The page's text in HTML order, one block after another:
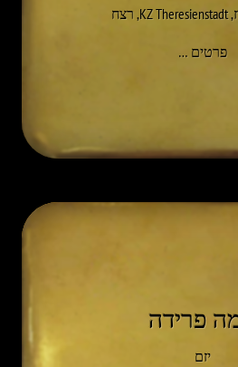
,
KZ Theresienstadt
,רצח
פרטים …
פרידה
יזם